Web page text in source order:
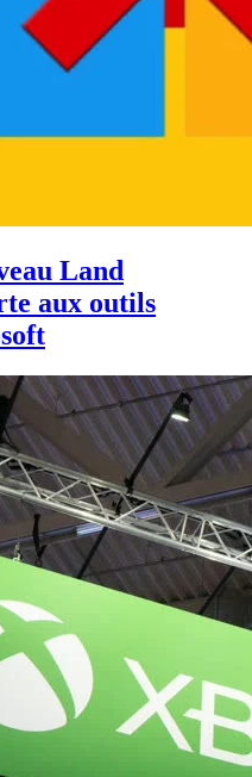
Land
aux outils